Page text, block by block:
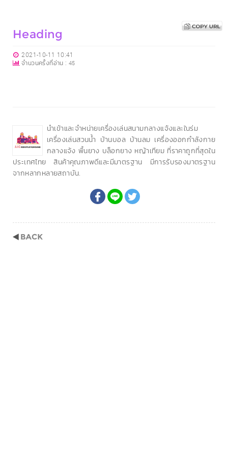
Heading
2021-10-11 10:41
จำนวนครั้งที่อ่าน : 45
นำเข้าและจำหน่ายเครื่องเล่นสนามกลางแจ้งและในร่ม
เครื่องเล่นสวนน้ำ บ้านบอล บ้านลม เครื่องออกกำลังกาย
กลางแจ้ง พื้นยาง บล็อกยาง หญ้าเทียม ที่ราคาถูกที่สุดใน
ประเทศไทย สินค้าคุณภาพดีและมีมาตรฐาน มีการรับรองมาตรฐาน
จากหลากหลายสถาบัน.